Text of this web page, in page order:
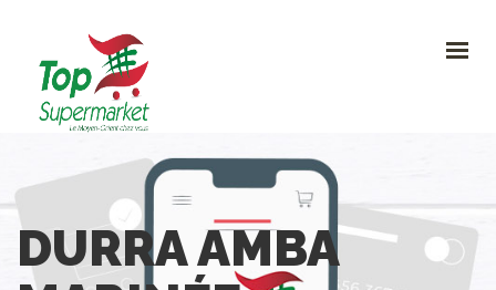
0
CONTACTEZ-NOUS
DURRA AMBA